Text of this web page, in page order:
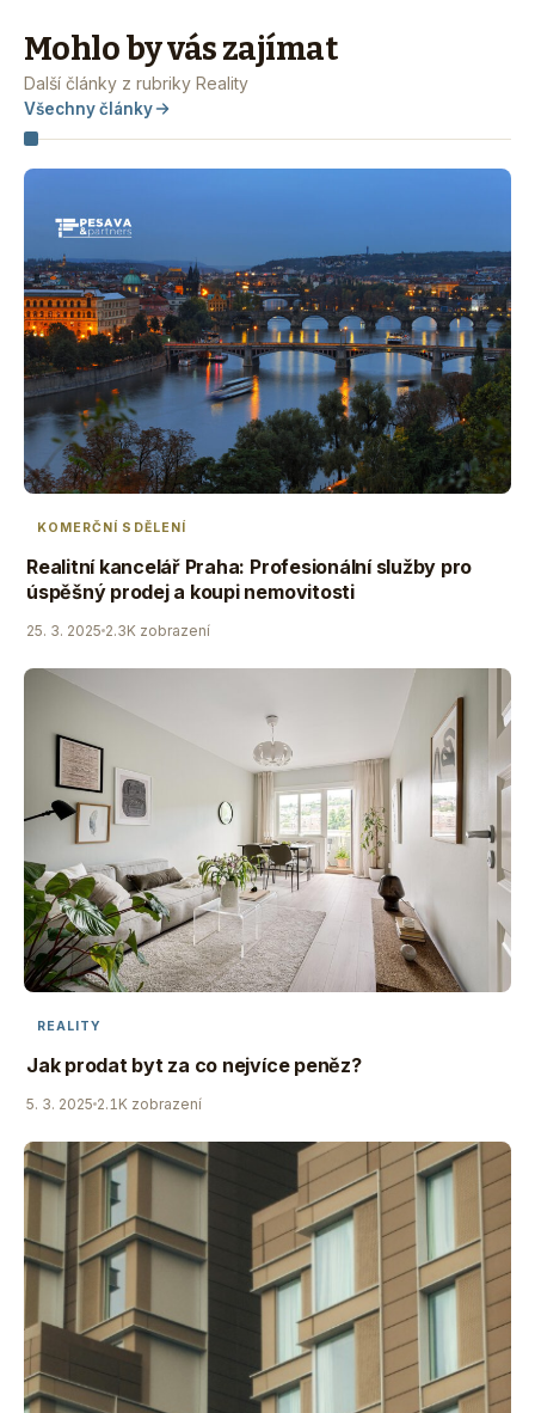
Mohlo by vás zajímat
Další články z rubriky Reality
Všechny články
KOMERČNÍ SDĚLENÍ
Realitní kancelář Praha: Profesionální služby pro
úspěšný prodej a koupi nemovitosti
25. 3. 2025 2.3K zobrazení
REALITY
Jak prodat byt za co nejvíce peněz?
5. 3. 2025 2.1K zobrazení